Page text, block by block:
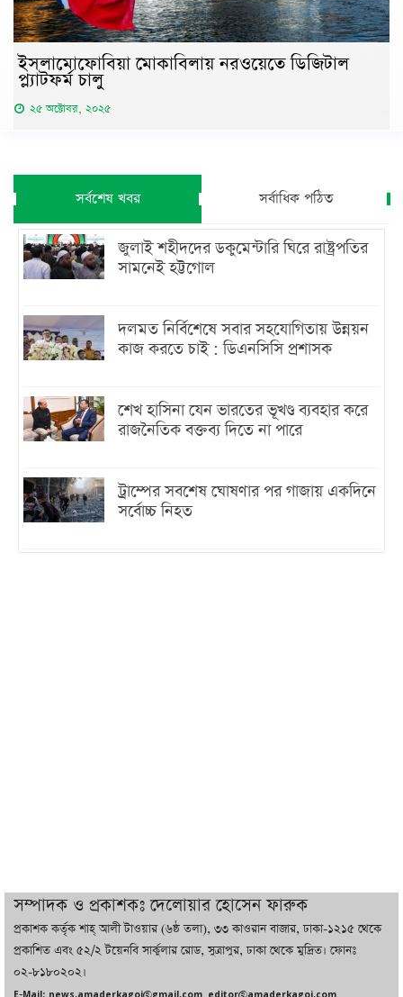
ইসলামোফোবিয়া মোকাবিলায় নরওয়েতে ডিজিটাল
প্ল্যাটফর্ম চালু
২৫ অক্টোবর, ২০২৫
সর্বশেষ খবর সর্বাধিক পঠিত
জুলাই শহীদদের ডকুমেন্টারি ঘিরে রাষ্ট্রপতির
সামনেই হট্টগোল
দলমত নির্বিশেষে সবার সহযোগিতায় উন্নয়ন
কাজ করতে চাই : ডিএনসিসি প্রশাসক
শেখ হাসিনা যেন ভারতের ভূখণ্ড ব্যবহার করে
রাজনৈতিক বক্তব্য দিতে না পারে
ট্রাম্পের সবশেষ ঘোষণার পর গাজায় একদিনে
সর্বোচ্চ নিহত
দুবাইয়ে বেনজীরের জামিন বাতিল করতে ল
ফার্ম নিয়োগ করেছে সরকার
সম্পাদক ও প্রকাশকঃ দেলোয়ার হোসেন ফারুক
প্রকাশক কর্তৃক শাহ্ আলী টাওয়ার (৬ষ্ঠ তলা), ৩৩ কাওরান বাজার, ঢাকা-১২১৫ থেকে
প্রকাশিত এবং ৫২/২ টয়েনবি সার্কুলার রোড, সুত্রাপুর, ঢাকা থেকে মুদ্রিত। ফোনঃ
০২-৮১৮০২০২।
E-Mail: news.amaderkagoj@gmail.com, editor@amaderkagoj.com